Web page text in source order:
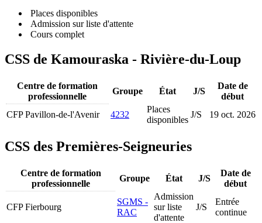
Places disponibles
Admission sur liste d'attente
Cours complet
CSS de Kamouraska - Rivière-du-Loup
Centre de formation
professionnelle
Groupe État J/S
Date de
début
CFP Pavillon-de-l'Avenir
4232
Places
disponibles
J/S 19 oct. 2026
CSS des Premières-Seigneuries
Centre de formation
professionnelle
Groupe État J/S
Date de
début
CFP Fierbourg
SGMS -
RAC
Admission
sur liste
d'attente
J/S
Entrée
continue